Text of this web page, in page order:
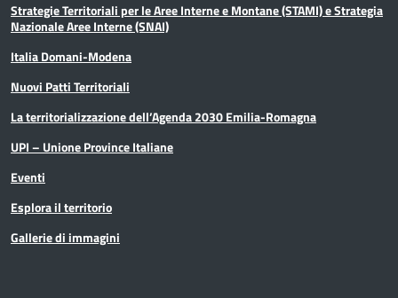
Strategie Territoriali per le Aree Interne e Montane (STAMI) e Strategia
Nazionale Aree Interne (SNAI)
Italia Domani-Modena
Nuovi Patti Territoriali
La territorializzazione dell’Agenda 2030 Emilia-Romagna
UPI – Unione Province Italiane
Eventi
Esplora il territorio
Gallerie di immagini